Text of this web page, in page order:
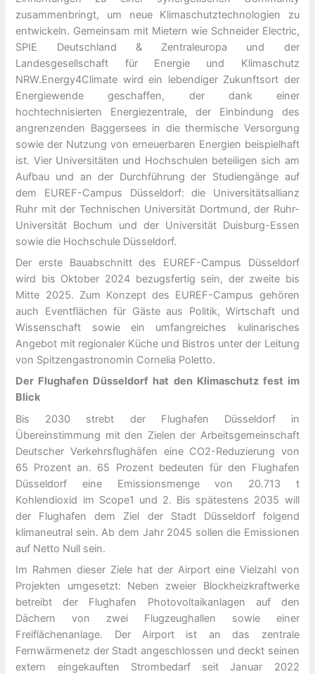
zusammenbringt, um neue Klimaschutztechnologien zu
entwickeln. Gemeinsam mit Mietern wie Schneider Electric,
SPIE Deutschland & Zentraleuropa und der
Landesgesellschaft für Energie und Klimaschutz
NRW.Energy4Climate wird ein lebendiger Zukunftsort der
Energiewende geschaffen, der dank einer
hochtechnisierten Energiezentrale, der Einbindung des
angrenzenden Baggersees in die thermische Versorgung
sowie der Nutzung von erneuerbaren Energien beispielhaft
ist. Vier Universitäten und Hochschulen beteiligen sich am
Aufbau und an der Durchführung der Studiengänge auf
dem EUREF-Campus Düsseldorf: die Universitätsallianz
Ruhr mit der Technischen Universität Dortmund, der Ruhr-
Universität Bochum und der Universität Duisburg-Essen
sowie die Hochschule Düsseldorf.
Der erste Bauabschnitt des EUREF-Campus Düsseldorf
wird bis Oktober 2024 bezugsfertig sein, der zweite bis
Mitte 2025. Zum Konzept des EUREF-Campus gehören
auch Eventflächen für Gäste aus Politik, Wirtschaft und
Wissenschaft sowie ein umfangreiches kulinarisches
Angebot mit regionaler Küche und Bistros unter der Leitung
von Spitzengastronomin Cornelia Poletto.
Der Flughafen Düsseldorf hat den Klimaschutz fest im
Blick
Bis 2030 strebt der Flughafen Düsseldorf in
Übereinstimmung mit den Zielen der Arbeitsgemeinschaft
Deutscher Verkehrsflughäfen eine CO2-Reduzierung von
65 Prozent an. 65 Prozent bedeuten für den Flughafen
Düsseldorf eine Emissionsmenge von 20.713 t
Kohlendioxid im Scope1 und 2. Bis spätestens 2035 will
der Flughafen dem Ziel der Stadt Düsseldorf folgend
klimaneutral sein. Ab dem Jahr 2045 sollen die Emissionen
auf Netto Null sein.
Im Rahmen dieser Ziele hat der Airport eine Vielzahl von
Projekten umgesetzt: Neben zweier Blockheizkraftwerke
betreibt der Flughafen Photovoltaikanlagen auf den
Dächern von zwei Flugzeughallen sowie einer
Freiflächenanlage. Der Airport ist an das zentrale
Fernwärmenetz der Stadt angeschlossen und deckt seinen
extern eingekauften Strombedarf seit Januar 2022